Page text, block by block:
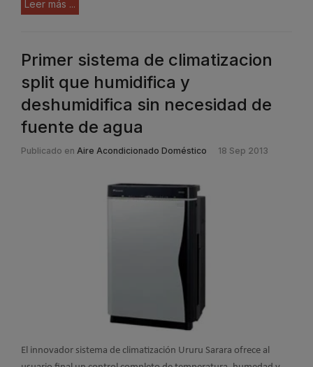
Leer más ...
Primer sistema de climatizacion
split que humidifica y
deshumidifica sin necesidad de
fuente de agua
Publicado en Aire Acondicionado Doméstico 18 Sep 2013
El innovador sistema de climatización Ururu Sarara ofrece al